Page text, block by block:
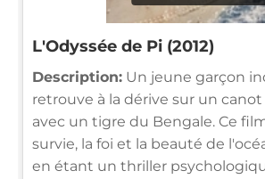
L'Odyssée de Pi (2012)
Description: Un jeune garçon
retrouve à la dérive sur un
avec un tigre du Bengale. Ce
survie, la foi et la beauté de
en étant un thriller